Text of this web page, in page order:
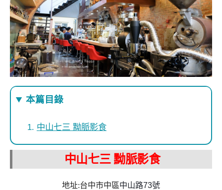
本篇目錄
中山七三 黝脈影食
中山七三 黝脈影食
地址:台中市中區中山路73號